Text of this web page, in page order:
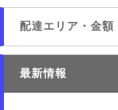
配達エリア・金額
最新情報